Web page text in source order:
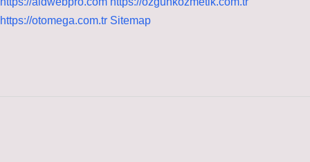
https://otomega.com.tr Sitemap